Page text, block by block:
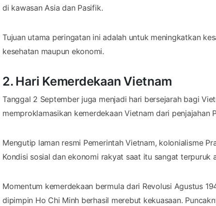
di kawasan Asia dan Pasifik.
Tujuan utama peringatan ini adalah untuk meningkatkan
kesehatan maupun ekonomi.
2. Hari Kemerdekaan Vietnam
Tanggal 2 September juga menjadi hari bersejarah bagi
memproklamasikan kemerdekaan Vietnam dari penjajahan
Mengutip laman resmi Pemerintah Vietnam, kolonialisme
Kondisi sosial dan ekonomi rakyat saat itu sangat terpuruk
Momentum kemerdekaan bermula dari Revolusi Agustus
dipimpin Ho Chi Minh berhasil merebut kekuasaan.